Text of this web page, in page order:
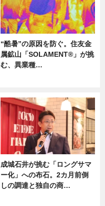
“酷暑”の原因を防ぐ。住友金
属鉱山「SOLAMENT®」が挑
む、異業種…
成城石井が挑む「ロングサマ
ー化」への布石。2カ月前倒
しの調達と独自の商…